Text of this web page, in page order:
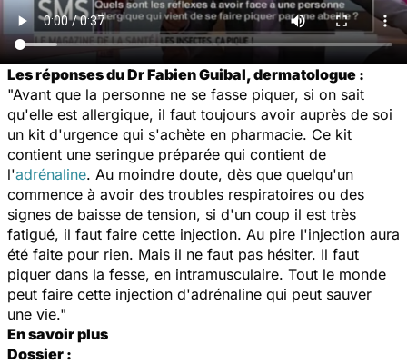
Les réponses du Dr Fabien Guibal, dermatologue :
"Avant que la personne ne se fasse piquer, si on sait
qu'elle est allergique, il faut toujours avoir auprès de soi
un kit d'urgence qui s'achète en pharmacie. Ce kit
contient une seringue préparée qui contient de
l'adrénaline. Au moindre doute, dès que quelqu'un
commence à avoir des troubles respiratoires ou des
signes de baisse de tension, si d'un coup il est très
fatigué, il faut faire cette injection. Au pire l'injection aura
été faite pour rien. Mais il ne faut pas hésiter. Il faut
piquer dans la fesse, en intramusculaire. Tout le monde
peut faire cette injection d'adrénaline qui peut sauver
une vie."
En savoir plus
Dossier :